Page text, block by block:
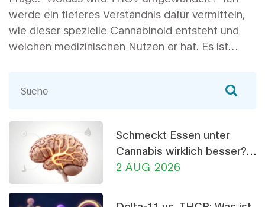
werde ein tieferes Verständnis dafür vermitteln,
wie dieser spezielle Cannabinoid entsteht und
welchen medizinischen Nutzen er hat. Es ist
Tetrahydrocannabivarinsäure umgewandelt wird.
aufschlussreich sind.
Schmeckt Essen unter
Cannabis wirklich besser?
Die Wissenschaft dahinter
2 AUG 2026